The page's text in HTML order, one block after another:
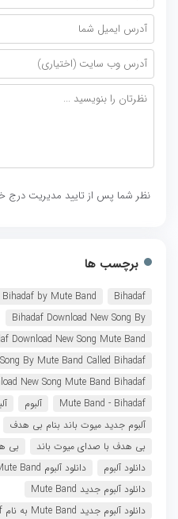
نظر شما پس از تایید مدیریت درج
برچسب ها
Bihadaf
Bihadaf by Mute Band
Bihadaf Download New Song By
Download New Song Mute Band
By Mute Band Called Bihadaf
New Song Mute Band Bihadaf
Mute Band - Bihadaf
آلبوم
آلبوم جدید میوت باند بنام بی هدف
بی هدف با صدای میوت باند
بی
دانلود آلبوم
دانلود آلبوم Mute Band
دانلود آلبوم جدید Mute Band
دانلود آلبوم جدید Mute Band به نام Bihadaf